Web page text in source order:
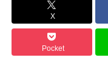
X
Pocket